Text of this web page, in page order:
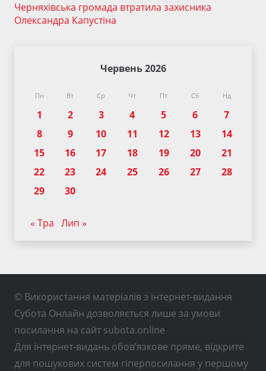
Черняхівська громада втратила захисника
Олександра Капустіна
Червень 2026
Пн Вт Ср Чт Пт Сб Нд
1 2 3 4 5 6
7
8
9 10 11 12 13
14
15
16 17 18 19 20
21
22
23 24 25 26 27
28
29
30
« Тра Лип »
© Використання матеріалів з інтернет-видання
Субота Онлайн дозволяється лише за умови
посилання на сайт subota.online
Для інтернет-видань обов’язкове пряме, відкрите
для пошукових систем гіперпосилання у першому